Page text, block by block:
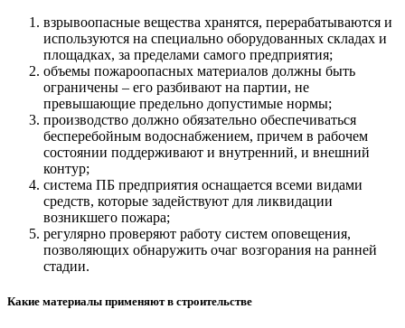
взрывоопасные вещества хранятся, перерабатываются и
используются на специально оборудованных складах и
площадках, за пределами самого предприятия;
объемы пожароопасных материалов должны быть
ограничены – его разбивают на партии, не
превышающие предельно допустимые нормы;
производство должно обязательно обеспечиваться
бесперебойным водоснабжением, причем в рабочем
состоянии поддерживают и внутренний, и внешний
контур;
система ПБ предприятия оснащается всеми видами
средств, которые задействуют для ликвидации
возникшего пожара;
регулярно проверяют работу систем оповещения,
позволяющих обнаружить очаг возгорания на ранней
стадии.
Какие материалы применяют в строительстве